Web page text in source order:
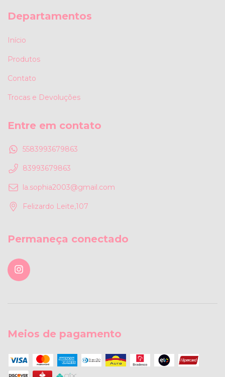
Departamentos
Início
Produtos
Contato
Trocas e Devoluções
Entre em contato
5583993679863
83993679863
la.sophia2003@gmail.com
Felizardo Leite,107
Permaneça conectado
Meios de pagamento